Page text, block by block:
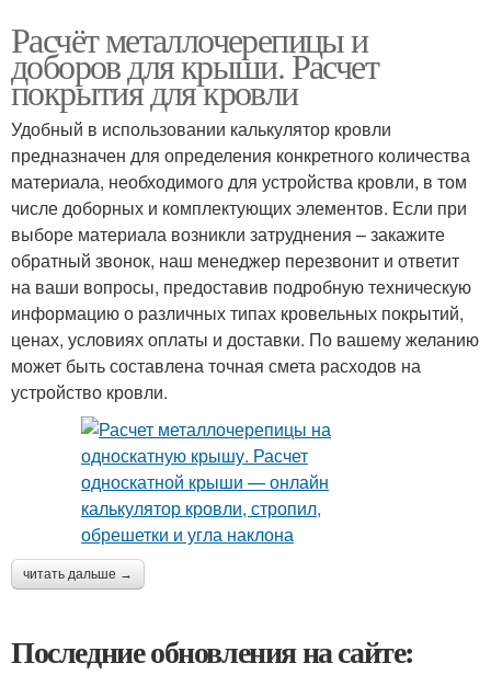
Расчёт металлочерепицы и
доборов для крыши. Расчет
покрытия для кровли
Удобный в использовании калькулятор кровли
предназначен для определения конкретного количества
материала, необходимого для устройства кровли, в том
числе доборных и комплектующих элементов. Если при
выборе материала возникли затруднения – закажите
обратный звонок, наш менеджер перезвонит и ответит
на ваши вопросы, предоставив подробную техническую
информацию о различных типах кровельных покрытий,
ценах, условиях оплаты и доставки. По вашему желанию
может быть составлена точная смета расходов на
устройство кровли.
читать дальше →
Последние обновления на сайте: